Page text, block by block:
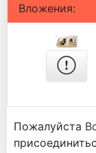
Вложения:
Пожалуйста